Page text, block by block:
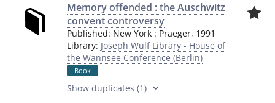
Memory offended : the Auschwitz
convent controversy
Published: New York : Praeger, 1991
Library: Joseph Wulf Library - House of
the Wannsee Conference (Berlin)
Book
Show duplicates (1)